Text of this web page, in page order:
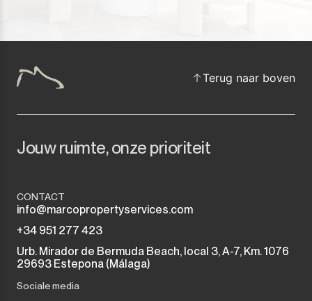
Terug naar boven
Jouw ruimte, onze prioriteit
CONTACT
info@marcopropertyservices.com
+34 951 277 423
Urb. Mirador de Bermuda Beach, local 3, A-7, Km. 1076
29693 Estepona (Málaga)
Sociale media